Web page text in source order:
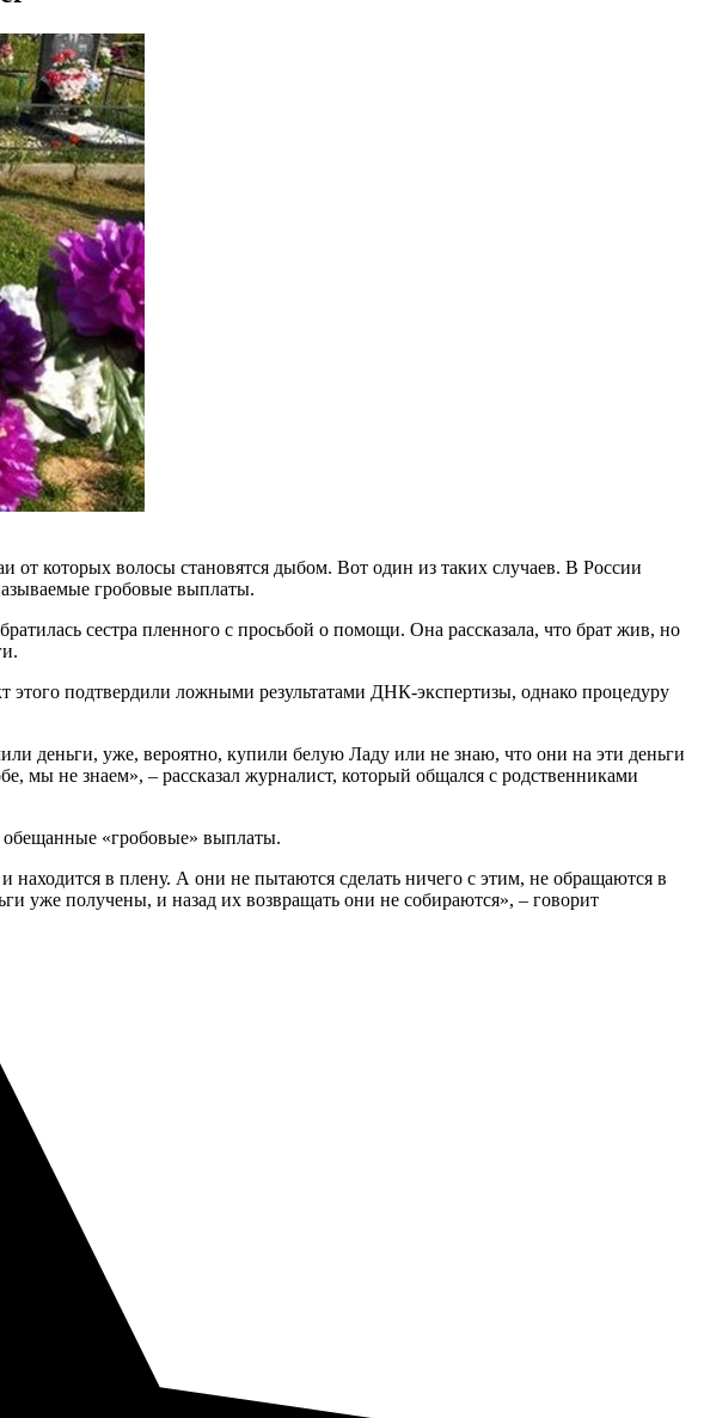
от которых волосы становятся дыбом. Вот один из таких случаев. В России
гробовые выплаты.
сестра пленного с просьбой о помощи. Она рассказала, что брат жив, но
этого подтвердили ложными результатами ДНК-экспертизы, однако процедуру
деньги, уже, вероятно, купили белую Ладу или не знаю, что они на эти деньги
не знаем», – рассказал журналист, который общался с родственниками
обещанные «гробовые» выплаты.
в плену. А они не пытаются сделать ничего с этим, не обращаются в
уже получены, и назад их возвращать они не собираются», – говорит